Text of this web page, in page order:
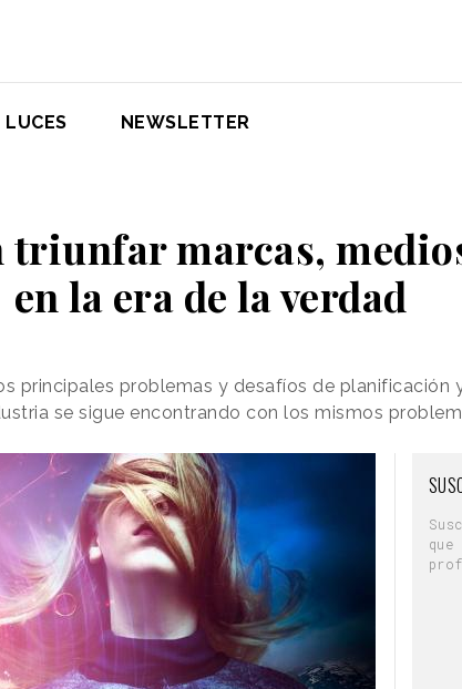
NEWSLETTER
triunfar marcas,
en la era de la verdad
principales problemas y desafíos de planificación
se sigue encontrando con los mismos